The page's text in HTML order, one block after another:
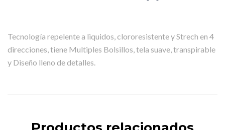
Tecnología repelente a liquidos, clororesistente y Strech en 4
direcciones, tiene Multiples Bolsillos, tela suave, transpirable
y Diseño lleno de detalles.